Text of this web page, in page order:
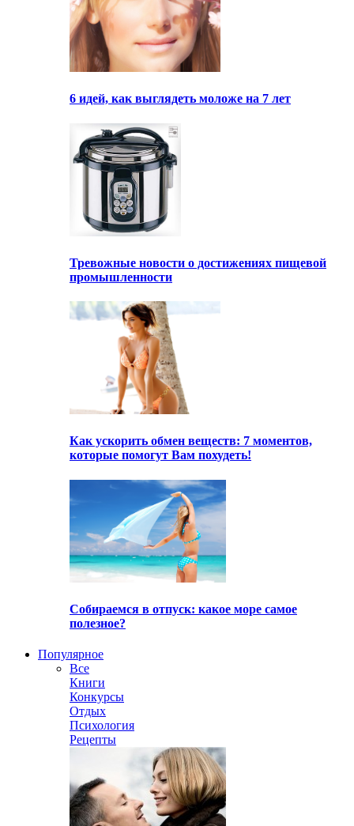
6 идей, как выглядеть моложе на 7 лет
Тревожные новости о достижениях пищевой
промышленности
Как ускорить обмен веществ: 7 моментов,
которые помогут Вам похудеть!
Собираемся в отпуск: какое море самое
полезное?
Популярное
Все
Книги
Конкурсы
Отдых
Психология
Рецепты